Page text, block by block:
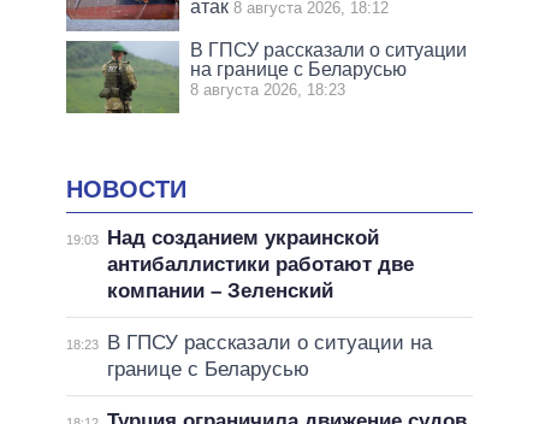
атак 8 августа 2026, 18:12
В ГПСУ рассказали о ситуации
на границе с Беларусью
8 августа 2026, 18:23
НОВОСТИ
19:03
Над созданием украинской
антибаллистики работают две
компании – Зеленский
18:23
В ГПСУ рассказали о ситуации на
границе с Беларусью